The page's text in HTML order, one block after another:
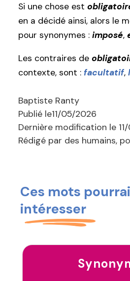
Si une chose est
en a décidé ainsi, alors le
pour synonymes : imposé,
Les contraires de
contexte, sont : facultatif,
Baptiste Ranty
Publié le11/05/2026
Dernière modification le
Rédigé par des humains,
Ces mots
intéresser